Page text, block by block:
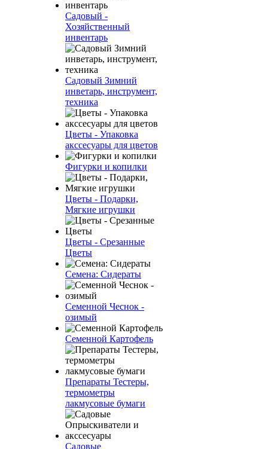
Садовый -
Хозяйственный
инвентарь
Садовый Зимний
инветарь, инструмент,
техника
Цветы - Упаковка
акссесуары для цветов
Фигурки и копилки
Цветы - Подарки,
Мягкие игрушки
Цветы - Срезанные
Цветы
Семена: Сидераты
Семенной Чеснок -
озимый
Семенной Картофель
Препараты Тестеры,
термометры
лакмусовые бумаги
Садовые